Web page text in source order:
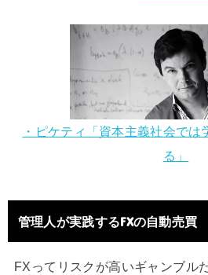
・ピケティ「資本主義社会で
る」
管理人が実践するFXの自動売買
FXってリスクが高いギャンブル